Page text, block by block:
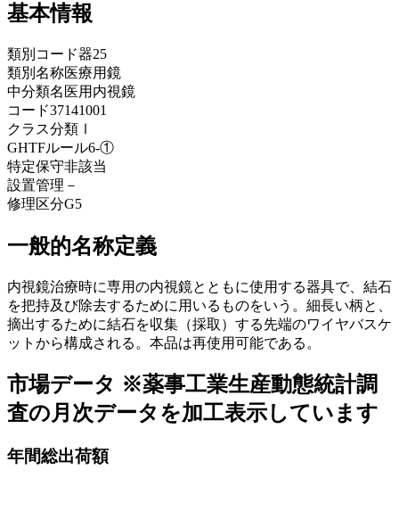
基本情報
類別コード器25
類別名称医療用鏡
中分類名 医用内視鏡
コード37141001
クラス分類 Ⅰ
GHTFルール6-①
特定保守非該当
設置管理 －
修理区分G5
一般的名称定義
内視鏡治療時に専用の内視鏡とともに使用する器具で、結石
を把持及び除去するために用いるものをいう。細長い柄と、
摘出するために結石を収集（採取）する先端のワイヤバスケ
ットから構成される。本品は再使用可能である。
市場データ ※薬事工業生産動態統計調
査の月次データを加工表示しています
年間総出荷額